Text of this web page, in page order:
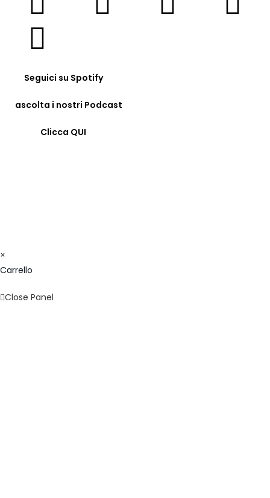
Seguici su Spotify
ascolta i nostri Podcast
Clicca QUI
×
Carrello
Close Panel